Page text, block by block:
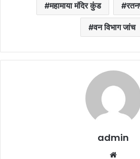
महामाया मंदिर कुंड
वन विभाग जांच
admin